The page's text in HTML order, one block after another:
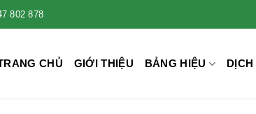
802 878
CHỦ GIỚI THIỆU BẢNG HIỆU DỊCH